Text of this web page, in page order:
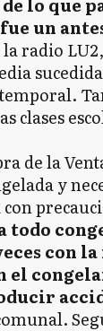
lo que
un
radio
clases
de la
y
todo
con
el